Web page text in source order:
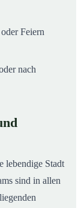
Feiern
nach
lebendige Stadt
sind in allen